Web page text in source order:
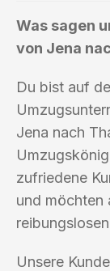
Was sagen
von Jena
Du bist auf
Jena nach
zufriedene
und möchten
Unsere